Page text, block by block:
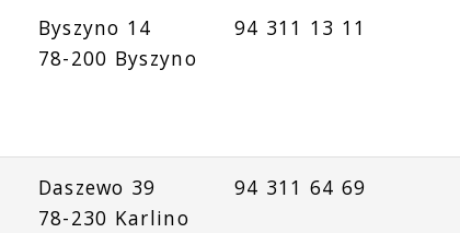
Byszyno 14
78-200 Byszyno
94 311 13 11
Daszewo 39
78-230 Karlino
94 311 64 69